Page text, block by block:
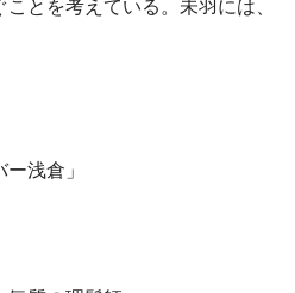
とを考えている。未羽には、
浅倉」